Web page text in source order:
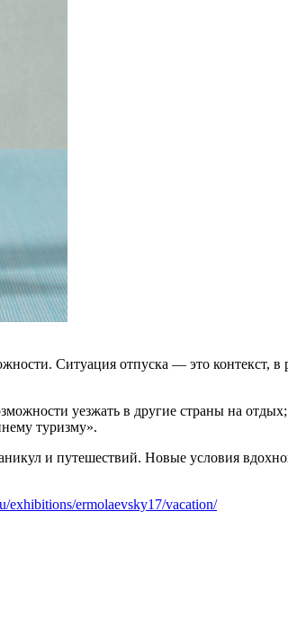
Ситуация отпуска — это контекст,
уезжать в другие страны на отдых;
туризму».
и путешествий. Новые условия
exhibitions/ermolaevsky17/vacation/